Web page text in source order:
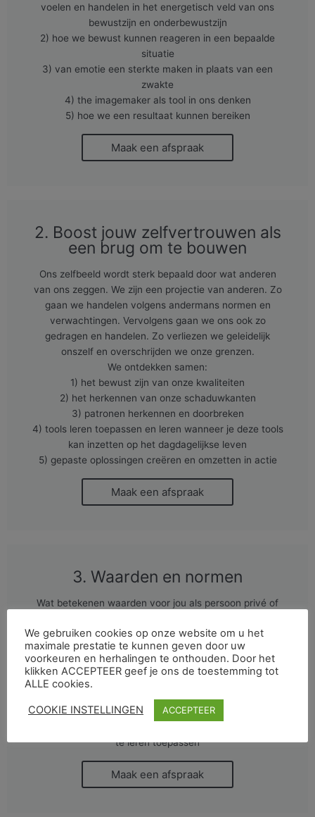
voelen en handelen in het energetisch veld van ons
bewustzijn en onderbewustzijn
2) hoe we bewust kunnen reageren in een bepaalde
situatie
3) van emotie een sterkte maken in plaats van een
zwakte
4) the imagemaker als tool in ons denken
5) hoe we een resultaat kunnen bereiken
Maak een afspraak
2. Boost jouw zelfvertrouwen als
een brug om te bouwen
Ons zelfbeeld wordt sterk bepaald door wat anderen
van ons zeggen. We zijn een projectie van anderen. Zo
gaan we handelen volgens andermans normen en
verwachtingen. Vervolgens gaan we ons ook zo
gedragen en handelen. Zo verliezen we geleidelijk
onszelf en overschrijden we onze grenzen.
We ontdekken samen:
1) het bewust zijn van onze kwaliteiten
2) het herkennen van onze schaduwkanten
3) patronen herkennen en doorbreken
4) tools leren toepassen en leren wanneer je deze tools
kan inzetten op het dagdagelijkse leven
5) gepaste oplossingen creëren en omzetten in actie
Maak een afspraak
3. Waarden en normen
Wat betekenen waarden voor jou als persoon privé of
We ontdekken samen:
1) primaire en secundaire waarden
2) inzicht in wie ik ben
3) inzicht in wie de ander is
het stellen van prioriteiten
te leren toepassen
Maak een afspraak
We gebruiken cookies op onze website om u het
maximale prestatie te kunnen geven door uw
voorkeuren en herhalingen te onthouden. Door het
klikken ACCEPTEER geef je ons de toestemming tot
ALLE cookies.
COOKIE INSTELLINGEN ACCEPTEER